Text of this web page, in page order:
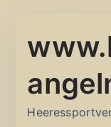
Inhalt